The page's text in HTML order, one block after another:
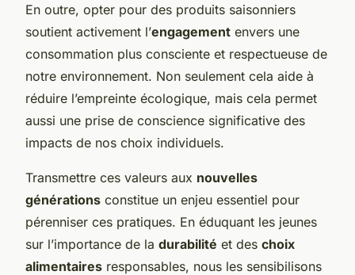
En outre, opter pour des produits saisonniers
soutient activement l’engagement envers une
consommation plus consciente et respectueuse de
notre environnement. Non seulement cela aide à
réduire l’empreinte écologique, mais cela permet
aussi une prise de conscience significative des
impacts de nos choix individuels.
Transmettre ces valeurs aux nouvelles
générations constitue un enjeu essentiel pour
pérenniser ces pratiques. En éduquant les jeunes
sur l’importance de la durabilité et des choix
alimentaires responsables, nous les sensibilisons